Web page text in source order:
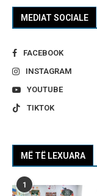
MEDIAT SOCIALE
FACEBOOK
INSTAGRAM
YOUTUBE
TIKTOK
MË TË LEXUARA
1